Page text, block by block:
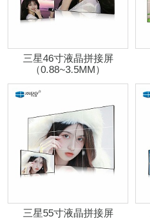
三星46寸液晶拼接屏
（0.88~3.5MM）
三星55寸液晶拼接屏